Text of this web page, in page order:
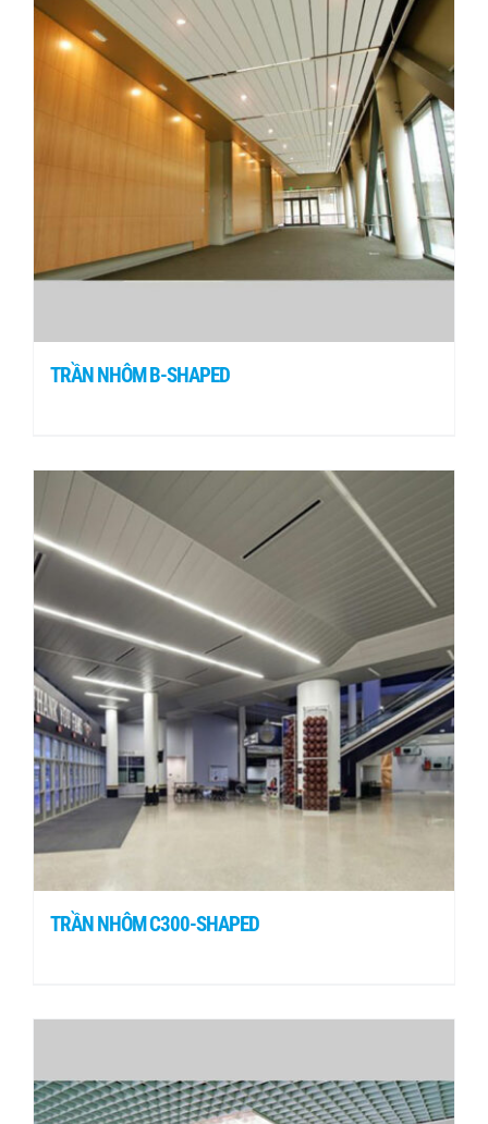
TRẦN NHÔM B-SHAPED
TRẦN NHÔM C300-SHAPED